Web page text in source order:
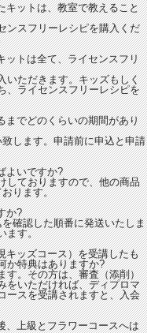
キットは、教室で教えること
スフリーレシピを購入くだ
ットは全て、ライセンスフリ
ただきます。キッズもしく
、ライセンスフリーレシピを
までどのくらいの期間があり
します。申請前に申込と申請
よいですか?
ておりますので、他の商品
ります。
か?
確認した順番に発送いたしま
ます。
キッズコース）を受講したも
か特典はありますか?
。その方は、審査（添削）
をいただければ、ディプロマ
ースを受講されますと、入会
、上級とフラワーコースへは